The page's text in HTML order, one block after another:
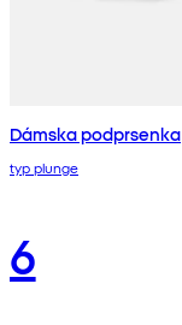
Dámska podprsenka
typ plunge
6